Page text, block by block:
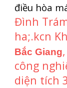
điều hòa
Đình
ha;.kcn
Bắc Giang
công
diện tích